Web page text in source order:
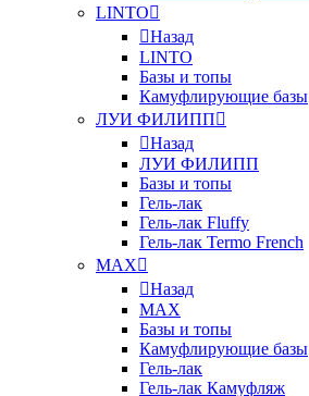
LINTO
Назад
LINTO
Базы и топы
Камуфлирующие базы
ЛУИ ФИЛИПП
Назад
ЛУИ ФИЛИПП
Базы и топы
Гель-лак
Гель-лак Fluffy
Гель-лак Termo French
MAX
Назад
MAX
Базы и топы
Камуфлирующие базы
Гель-лак
Гель-лак Камуфляж